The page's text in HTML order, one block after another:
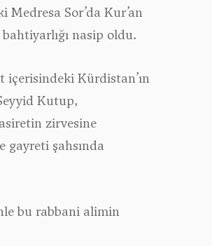
Medresa Sor’da Kur’an
nasip oldu.
Kürdistan’ın
Kutup,
zirvesine
gayreti şahsında
bu rabbani alimin